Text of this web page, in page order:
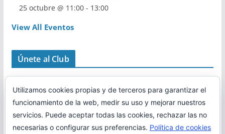
25 octubre @ 11:00- 13:00
View All Eventos
Únete al Club
Utilizamos cookies propias y de terceros para garantizar el
funcionamiento de la web, medir su uso y mejorar nuestros
servicios. Puede aceptar todas las cookies, rechazar las no
necesarias o configurar sus preferencias. Política de cookies